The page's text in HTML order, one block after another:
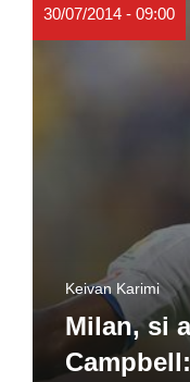
30/07/2014 - 09:00
Keivan Karimi
Milan, si